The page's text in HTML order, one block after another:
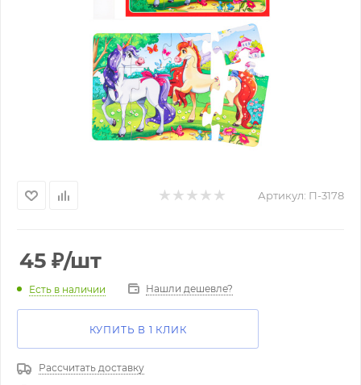
Артикул: П-3178
45 ₽/шт
Есть в наличии Нашли дешевле?
КУПИТЬ В 1 КЛИК
Рассчитать доставку